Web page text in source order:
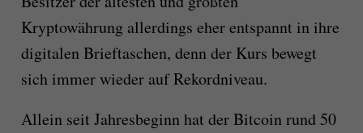
Kryptowährung allerdings eher entspannt in ihre
digitalen Brieftaschen, denn der Kurs bewegt
sich immer wieder auf Rekordniveau.
Allein seit Jahresbeginn hat der Bitcoin rund 50